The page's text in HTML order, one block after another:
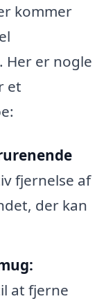
kommer
Her er nogle
et
fjernelse af
der kan
at fjerne